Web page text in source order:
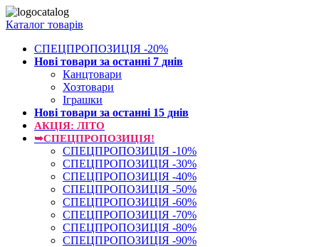
Каталог товарів
СПЕЦПРОПОЗИЦІЯ -20%
Нові товари за останнi 7 днiв
Канцтовари
Хозтовари
Іграшки
Нові товари за останнi 15 днiв
АКЦІЯ: ЛІТО
➥СПЕЦПРОПОЗИЦІЯ!
СПЕЦПРОПОЗИЦІЯ -10%
СПЕЦПРОПОЗИЦІЯ -30%
СПЕЦПРОПОЗИЦІЯ -40%
СПЕЦПРОПОЗИЦІЯ -50%
СПЕЦПРОПОЗИЦІЯ -60%
СПЕЦПРОПОЗИЦІЯ -70%
СПЕЦПРОПОЗИЦІЯ -80%
СПЕЦПРОПОЗИЦІЯ -90%